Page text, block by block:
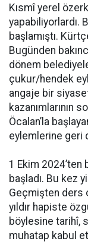
Kısmî yerel
yapabiliyorlardı.
başlamıştı.
Bugünden
dönem
çukur/hendek
angaje bir
kazanımlarının
Öcalan’la
eylemlerine geri
1 Ekim
başladı. Bu kez
Geçmişten ders
yıldır hapiste
böylesine tarihî,
muhatap kabul